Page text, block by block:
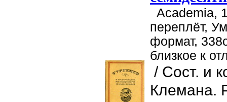
Academia,
переплёт,
формат,
близкое к
/ Сост. и
Клемана.